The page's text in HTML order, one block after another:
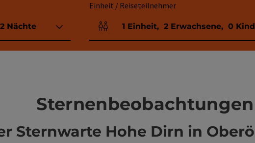
2 Nächte
Einheit / Reiseteilnehmer
Einheitenanzahl und Personenfelder
1 Einheit, 2 Erwachsene, 0
Sternenbeobachtungen
Sternwarte Hohe Dirn in